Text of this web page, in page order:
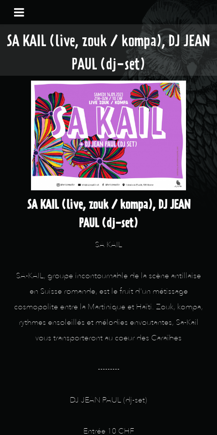
SA KAIL (live, zouk / kompa), DJ JEAN
PAUL (dj-set)
SA KAIL (live, zouk / kompa), DJ JEAN
PAUL (dj-set)
SA KAIL
SA-KAIL, groupe incontournable de la scène antillaise
en Suisse romande, est le fruit d'un métissage
cosmopolite entre la Martinique et Haïti. Zouk, kompa,
rythmes ensoleillés et mélodies envoutantes, Sa-Kail
vous transporteront au coeur des Caraïbes
---------
DJ JEAN PAUL (dj-set)
Entrée 10 CHF